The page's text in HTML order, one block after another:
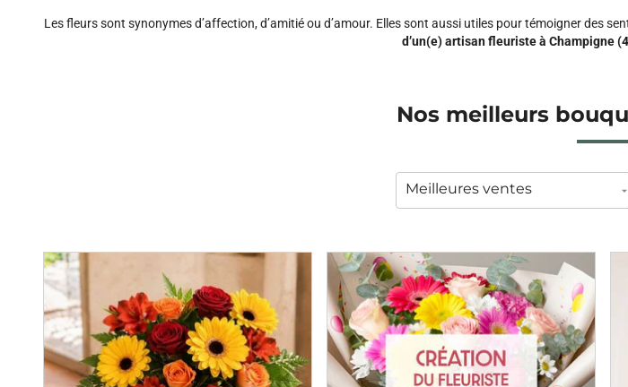
Les fleurs sont synonymes d’affection, d’amitié ou d’amour. Elles sont aussi utiles pour témoigner des
d’un(e) artisan fleuriste à Champigne
Nos meilleurs